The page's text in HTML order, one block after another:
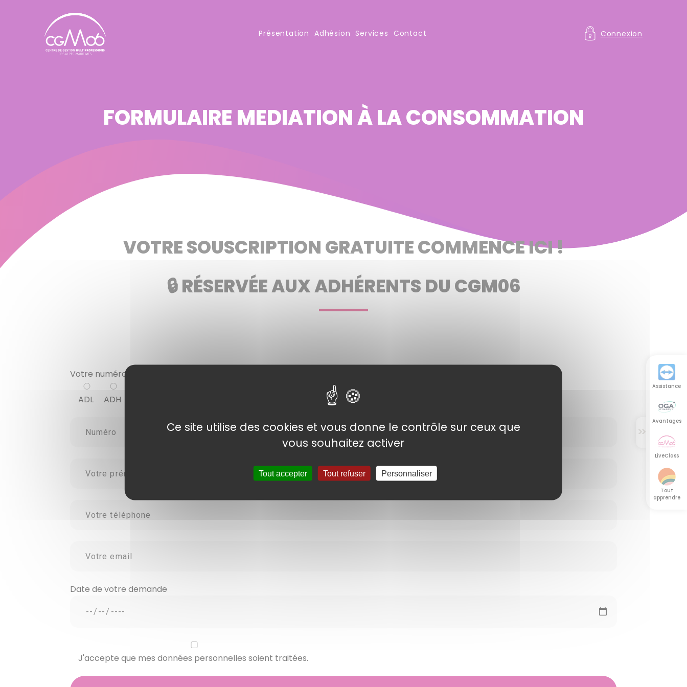
Présentation Adhésion Services Contact Connexion
>>
Assistance
Avantages
LiveClass
Tout
apprendre
FORMULAIRE MEDIATION À LA CONSOMMATION
VOTRE SOUSCRIPTION GRATUITE COMMENCE ICI !
🔒 RÉSERVÉE AUX ADHÉRENTS DU CGM06
Votre numéro d'adhérent
ADL ADH
Date de votre demande
J'accepte que mes données personnelles soient traitées.
Ce site utilise des cookies et vous donne le contrôle sur ceux que
vous souhaitez activer
Tout accepter Tout refuser Personnaliser